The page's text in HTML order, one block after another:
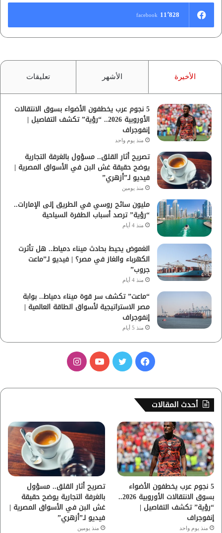
11٬828 facebook
الأخيرة الأشهر تعليقات
5 نجوم عرب يخطفون الأضواء بسوق الانتقالات
الأوروبية 2026.. “رؤية” تكشف التفاصيل |
إنفوجراف
منذ يوم واحد
تصريح أثار القلق.. مسؤول بالغرفة التجارية
يوضح حقيقة غش البن في الأسواق المصرية |
فيديو لـ”أزهري”
منذ يومين
مليون سائح روسي في الطريق إلى الإمارات..
“رؤية” ترصد أسباب الطفرة السياحية
منذ 4 أيام
الغموض يحيط بحادث ميناء دمياط.. هل تأثرت
الكهرباء والغاز في مصر؟ | فيديو لـ”ماعت
جروب”
منذ 4 أيام
“ماعت” تكشف سر قوة ميناء دمياط.. بوابة
مصر الاستراتيجية لأسواق الطاقة العالمية |
إنفوجراف
منذ 5 أيام
س
ب
و
ك
ر
ي
و
ب
ت
ق
ر
ا
م
أحدث المقالات
5 نجوم عرب يخطفون الأضواء
بسوق الانتقالات الأوروبية 2026..
“رؤية” تكشف التفاصيل |
إنفوجراف
منذ يوم واحد
تصريح أثار القلق.. مسؤول
بالغرفة التجارية يوضح حقيقة
غش البن في الأسواق المصرية |
فيديو لـ”أزهري”
منذ يومين